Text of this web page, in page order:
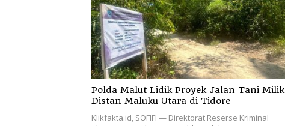
Polda Malut Lidik Proyek Jalan Tani Milik
Distan Maluku Utara di Tidore
Klikfakta.id, SOFIFI — Direktorat Reserse Kriminal